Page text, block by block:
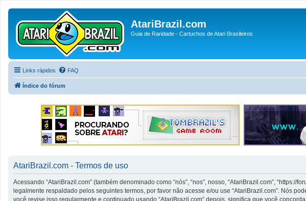
AtariBrazil.com
Guia de Raridade - Cartuchos de Atari Brasileiros
Links rápidos FAQ
Índice do fórum
AtariBrazil.com - Termos de uso
Acessando “AtariBrazil.com” (também denominado como “nós”, “nos”, nosso, “AtariBrazil.com”,
legalmente respaldado pelos seguintes termos, por favor não acesse e/ou use “AtariBrazil.com”. Nós
você revise isso regularmente e continuado usando “AtariBrazil.com” depois, significa que você